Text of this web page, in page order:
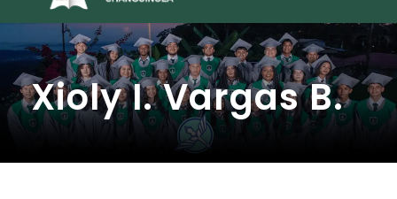
Xioly I. Vargas B.